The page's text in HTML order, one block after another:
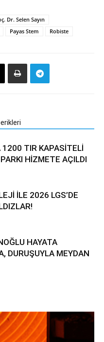
Dr. Selen Sayın
Payas Stem Robiste
1200 TIR KAPASİTELİ
HİZMETE AÇILDI
İLE 2026 LGS’DE
HAYATA
DURUŞUYLA MEYDAN